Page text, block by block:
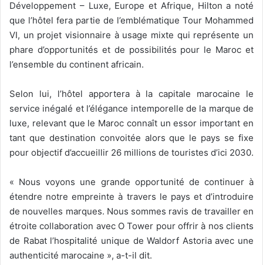
Développement – Luxe, Europe et Afrique, Hilton a noté
que l’hôtel fera partie de l’emblématique Tour Mohammed
VI, un projet visionnaire à usage mixte qui représente un
phare d’opportunités et de possibilités pour le Maroc et
l’ensemble du continent africain.
Selon lui, l’hôtel apportera à la capitale marocaine le
service inégalé et l’élégance intemporelle de la marque de
luxe, relevant que le Maroc connaît un essor important en
tant que destination convoitée alors que le pays se fixe
pour objectif d’accueillir 26 millions de touristes d’ici 2030.
« Nous voyons une grande opportunité de continuer à
étendre notre empreinte à travers le pays et d’introduire
de nouvelles marques. Nous sommes ravis de travailler en
étroite collaboration avec O Tower pour offrir à nos clients
de Rabat l’hospitalité unique de Waldorf Astoria avec une
authenticité marocaine », a-t-il dit.